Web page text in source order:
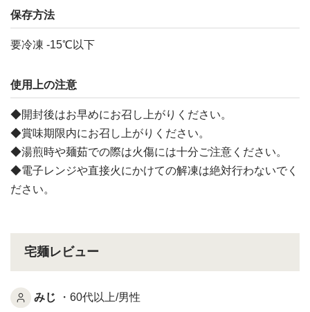
保存方法
要冷凍 -15℃以下
使用上の注意
◆開封後はお早めにお召し上がりください。
◆賞味期限内にお召し上がりください。
◆湯煎時や麺茹での際は火傷には十分ご注意ください。
◆電子レンジや直接火にかけての解凍は絶対行わないでく
ださい。
宅麺レビュー
みじ ・60代以上/男性